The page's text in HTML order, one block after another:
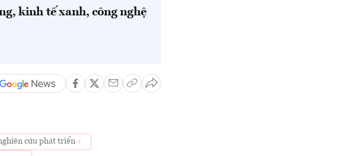
kinh tế xanh, công nghệ
cứu phát triển